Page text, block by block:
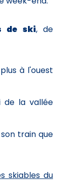
de ski, de
à l'ouest
de la vallée
train que
skiables du